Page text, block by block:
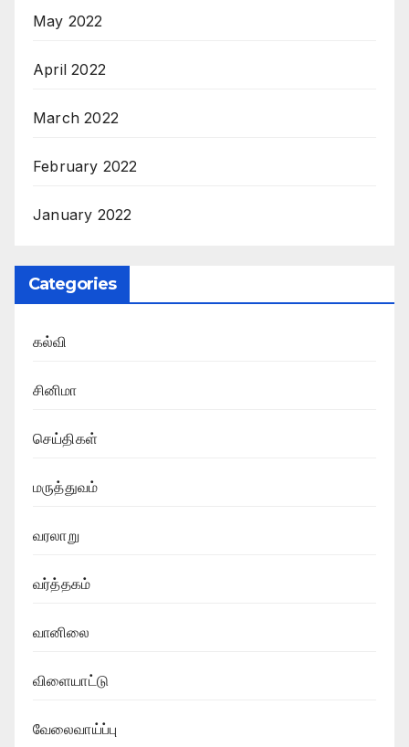
May 2022
April 2022
March 2022
February 2022
January 2022
Categories
கல்வி
சினிமா
செய்திகள்
மருத்துவம்
வரலாறு
வர்த்தகம்
வானிலை
விளையாட்டு
வேலைவாய்ப்பு